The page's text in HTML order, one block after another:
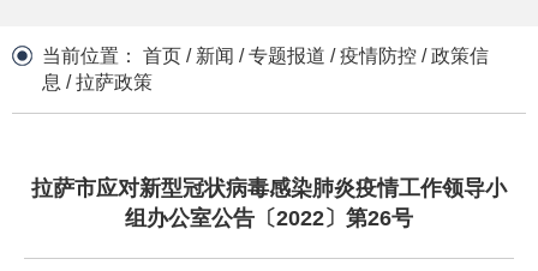
当前位置： 首页 / 新闻 /专题报道 /疫情防控 /政策信
息 /拉萨政策
拉萨市应对新型冠状病毒感染肺炎疫情工作领导小
组办公室公告〔2022〕第26号